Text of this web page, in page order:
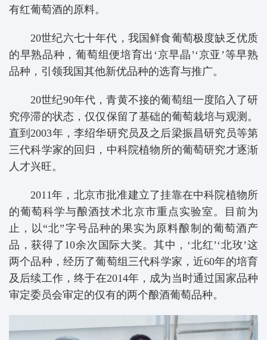
有红葡萄酒的原料。
20世纪六七十年代，我国鲜食葡萄极度缺乏优质
的早熟品种，葡萄组便培育出‘京早晶’‘京亚’等早熟
品种，引领我国其他新优品种的选育与推广。
20世纪90年代，青黄不接的葡萄组一度陷入了研
究停滞的状态，仅仅保留了基础的葡萄栽培与观测。
直到2003年，李绍华研究员及之后梁振昌研究员等第
三代科学家的回归，中科院植物所的葡萄研究才逐渐
人才兴旺。
2011年，北京市批准建立了挂靠在中科院植物所
的葡萄科学与酿酒技术北京市重点实验室。目前为
止，以“北”字号品种的果实为原料酿制的葡萄酒产
品，获得了10余次国际大奖。其中，‘北红’‘北玫’这
两个品种，经历了葡萄组三代科学家，近60年的培育
及后续工作，终于在2014年，成为当时通过国家品种
审定委员会审定的仅有的两个酿酒葡萄品种。